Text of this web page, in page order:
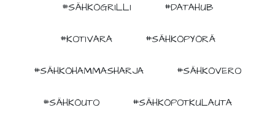
#SÄHKÖGRILLI #DATAHUB
#KOTIVARA #SÄHKÖPYÖRÄ
#SÄHKÖHAMMASHARJA #SÄHKÖVERO
#SÄHKÖUTO #SÄHKÖPOTKULAUTA